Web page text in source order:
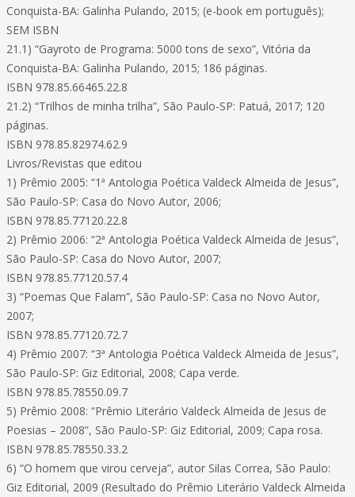
Conquista-BA: Galinha Pulando, 2015; (e-book em português);
SEM ISBN
21.1) “Gayroto de Programa: 5000 tons de sexo”, Vitória da
Conquista-BA: Galinha Pulando, 2015; 186 páginas.
ISBN 978.85.66465.22.8
21.2) “Trilhos de minha trilha”, São Paulo-SP: Patuá, 2017; 120
páginas.
ISBN 978.85.82974.62.9
Livros/Revistas que editou
1) Prêmio 2005: “1ª Antologia Poética Valdeck Almeida de Jesus”,
São Paulo-SP: Casa do Novo Autor, 2006;
ISBN 978.85.77120.22.8
2) Prêmio 2006: “2ª Antologia Poética Valdeck Almeida de Jesus”,
São Paulo-SP: Casa do Novo Autor, 2007;
ISBN 978.85.77120.57.4
3) “Poemas Que Falam”, São Paulo-SP: Casa no Novo Autor,
2007;
ISBN 978.85.77120.72.7
4) Prêmio 2007: “3ª Antologia Poética Valdeck Almeida de Jesus”,
São Paulo-SP: Giz Editorial, 2008; Capa verde.
ISBN 978.85.78550.09.7
5) Prêmio 2008: “Prêmio Literário Valdeck Almeida de Jesus de
Poesias – 2008”, São Paulo-SP: Giz Editorial, 2009; Capa rosa.
ISBN 978.85.78550.33.2
6) “O homem que virou cerveja”, autor Silas Correa, São Paulo:
Giz Editorial, 2009 (Resultado do Prêmio Literário Valdeck Almeida